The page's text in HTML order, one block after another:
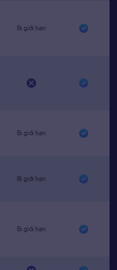
Bị giới hạn
Bị giới hạn
Bị giới hạn
Bị giới hạn